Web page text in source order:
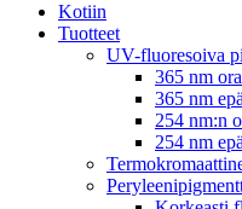
Kotiin
Tuotteet
UV-fluoresoiva
365 nm
365 nm
254 nm:n
254 nm